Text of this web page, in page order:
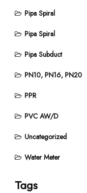
Pipa Spiral
Pipa Spiral
Pipa Subduct
PN10, PN16, PN20
PPR
PVC AW/D
Uncategorized
Water Meter
Tags